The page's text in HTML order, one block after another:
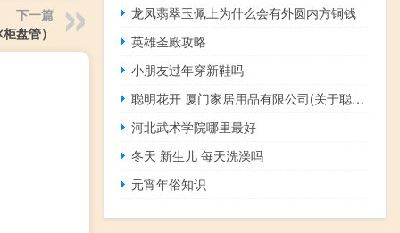
下一篇
盘管）
龙凤翡翠玉佩上为什么会有外圆内方铜钱
英雄圣殿攻略
小朋友过年穿新鞋吗
聪明花开 厦门家居用品有限公司(关于聪明花开 厦门家居用品有限公司简述)
河北武术学院哪里最好
冬天 新生儿 每天洗澡吗
元宵年俗知识